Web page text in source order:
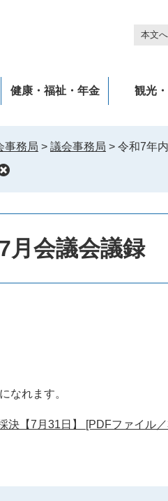
本文へ
健康・福祉・年金 観光
事務局 > 議会事務局 > 令和7年
月会議会議録
なれます。
決【7月31日】 [PDFファイル